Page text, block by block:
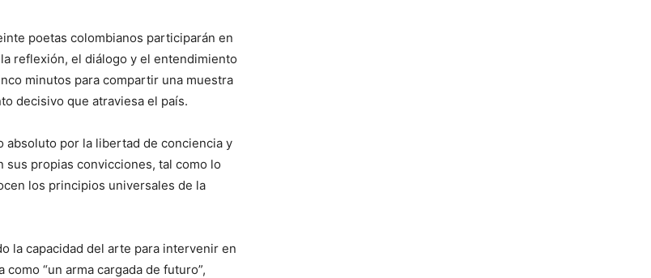
poetas colombianos participarán en
reflexión, el diálogo y el entendimiento
minutos para compartir una muestra
decisivo que atraviesa el país.
absoluto por la libertad de conciencia y
sus propias convicciones, tal como lo
los principios universales de la
la capacidad del arte para intervenir en
“un arma cargada de futuro”,